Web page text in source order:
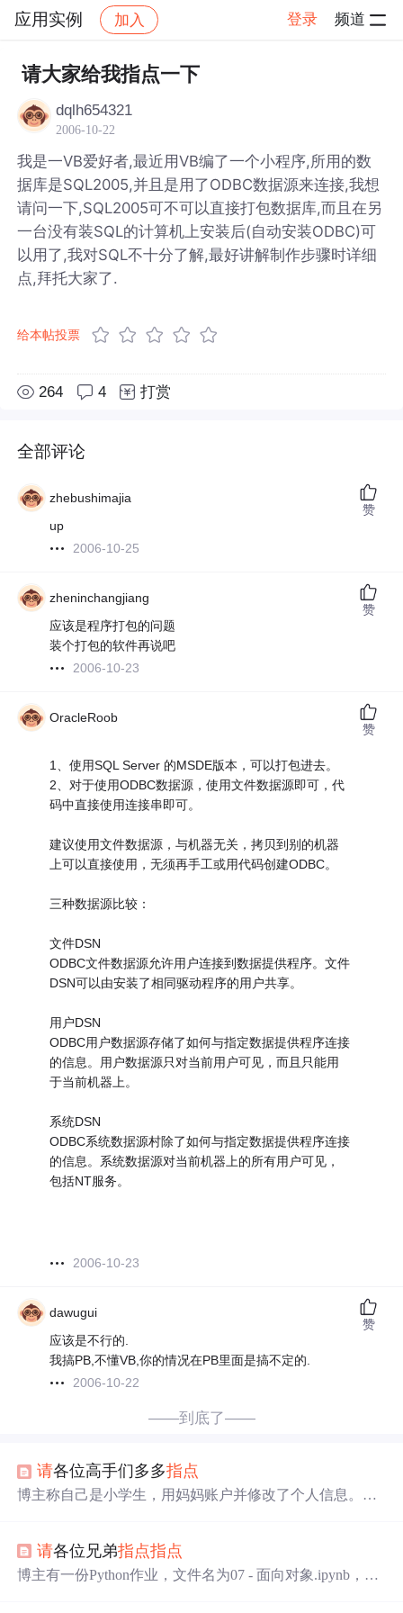
应用实例 加入 登录 频道
社区 应用实例 帖子详情
请大家给我指点一下
dqlh654321
2006-10-22
我是一VB爱好者,最近用VB编了一个小程序,所用的数
据库是SQL2005,并且是用了ODBC数据源来连接,我想
请问一下,SQL2005可不可以直接打包数据库,而且在另
一台没有装SQL的计算机上安装后(自动安装ODBC)可
以用了,我对SQL不十分了解,最好讲解制作步骤时详细
点,拜托大家了.
给本帖投票
264 4 打赏
全部评论
zhebushimajia
up
2006-10-25
赞
zheninchangjiang
应该是程序打包的问题
装个打包的软件再说吧
2006-10-23
赞
OracleRoob
1、使用SQL Server 的MSDE版本，可以打包进去。
2、对于使用ODBC数据源，使用文件数据源即可，代
码中直接使用连接串即可。
建议使用文件数据源，与机器无关，拷贝到别的机器
上可以直接使用，无须再手工或用代码创建ODBC。
三种数据源比较：
文件DSN
ODBC文件数据源允许用户连接到数据提供程序。文件
DSN可以由安装了相同驱动程序的用户共享。
用户DSN
ODBC用户数据源存储了如何与指定数据提供程序连接
的信息。用户数据源只对当前用户可见，而且只能用
于当前机器上。
系统DSN
ODBC系统数据源村除了如何与指定数据提供程序连接
的信息。系统数据源对当前机器上的所有用户可见，
包括NT服务。
2006-10-23
赞
dawugui
应该是不行的.
我搞PB,不懂VB,你的情况在PB里面是搞不定的.
2006-10-22
赞
——到底了——
请各位高手们多多指点
博主称自己是小学生，用妈妈账户并修改了个人信息。博
请各位兄弟指点指点
博主有一份Python作业，文件名为07 - 面向对象.ipynb，因